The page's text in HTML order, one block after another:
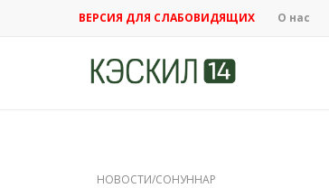
ВЕРСИЯ ДЛЯ СЛАБОВИДЯЩИХ О нас
НОВОСТИ/СОНУННАР